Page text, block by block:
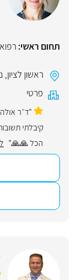
תחום ראשי:
ראשון לציון,
פרטי
"ד״ר
קיבלתי
הכל 🙏🙏"